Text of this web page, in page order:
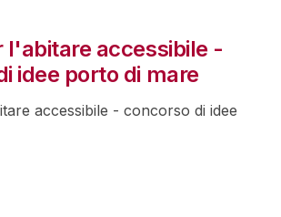
l'abitare accessibile -
idee porto di mare
accessibile - concorso di idee